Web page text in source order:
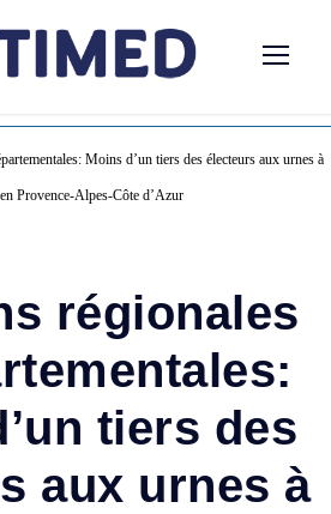
Moins d’un tiers des électeurs aux urnes à
Provence-Alpes-Côte d’Azur
régionales
tiers des
aux urnes à